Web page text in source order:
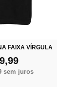
FAIXA VÍRGULA
sem juros
XXG